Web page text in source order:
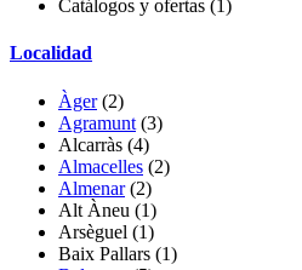
Catálogos y ofertas (1)
Localidad
Àger(2)
Agramunt (3)
Alcarràs (4)
Almacelles (2)
Almenar(2)
Alt Àneu (1)
Arsèguel (1)
Baix Pallars (1)